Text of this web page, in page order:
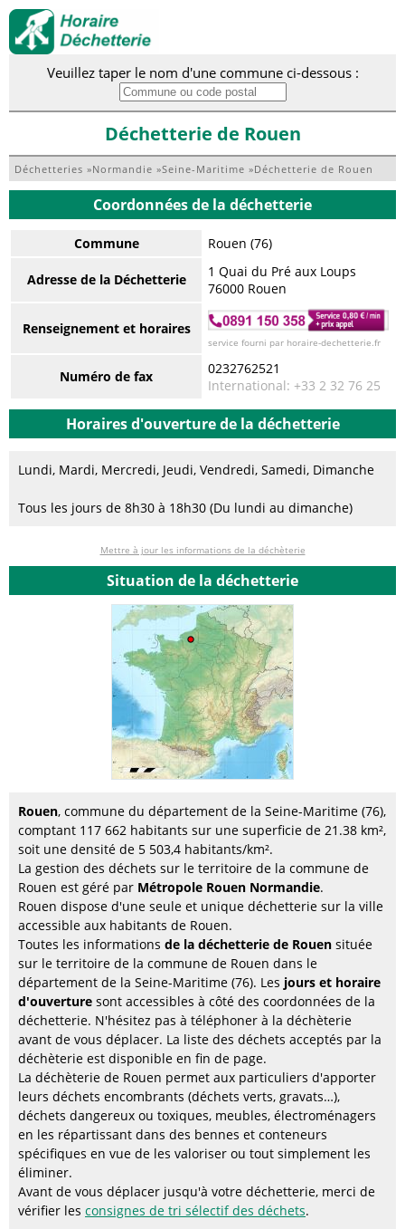
Veuillez taper le nom d'une commune ci-dessous :
Déchetterie de Rouen
Déchetteries »Normandie »Seine-Maritime »Déchetterie de Rouen
Coordonnées de la déchetterie
Commune Rouen (76)
Adresse de la Déchetterie
1 Quai du Pré aux Loups
76000 Rouen
Renseignement et horaires
service fourni par horaire-dechetterie.fr
Numéro de fax
0232762521
International: +33 2 32 76 25
Horaires d'ouverture de la déchetterie
Lundi, Mardi, Mercredi, Jeudi, Vendredi, Samedi, Dimanche
Tous les jours de 8h30 à 18h30 (Du lundi au dimanche)
Mettre à jour les informations de la déchèterie
Situation de la déchetterie
Rouen, commune du département de la Seine-Maritime (76),
comptant 117 662 habitants sur une superficie de 21.38 km²,
soit une densité de 5 503,4 habitants/km².
La gestion des déchets sur le territoire de la commune de
Rouen est géré par Métropole Rouen Normandie.
Rouen dispose d'une seule et unique déchetterie sur la ville
accessible aux habitants de Rouen.
Toutes les informations de la déchetterie de Rouen située
sur le territoire de la commune de Rouen dans le
département de la Seine-Maritime (76). Les jours et horaire
d'ouverture sont accessibles à côté des coordonnées de la
déchetterie. N'hésitez pas à téléphoner à la déchèterie
avant de vous déplacer. La liste des déchets acceptés par la
déchèterie est disponible en fin de page.
La déchèterie de Rouen permet aux particuliers d'apporter
leurs déchets encombrants (déchets verts, gravats…),
déchets dangereux ou toxiques, meubles, électroménagers
en les répartissant dans des bennes et conteneurs
spécifiques en vue de les valoriser ou tout simplement les
éliminer.
Avant de vous déplacer jusqu'à votre déchetterie, merci de
vérifier les consignes de tri sélectif des déchets.